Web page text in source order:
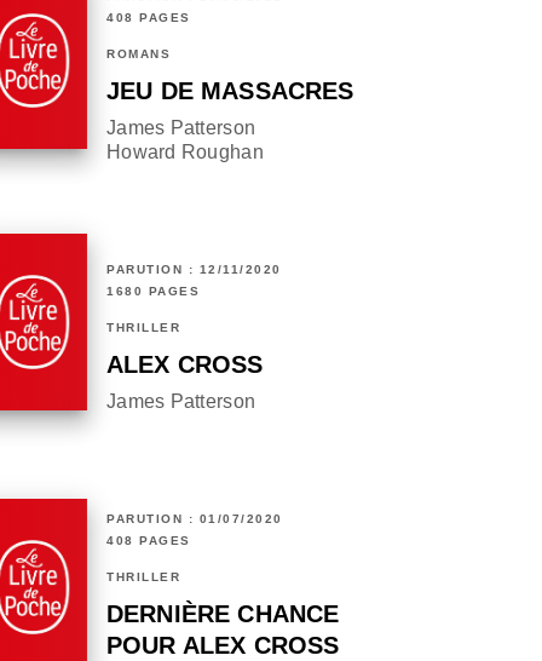
408 PAGES
ROMANS
JEU DE MASSACRES
James Patterson
Howard Roughan
PARUTION : 12/11/2020
1680 PAGES
THRILLER
ALEX CROSS
James Patterson
PARUTION : 01/07/2020
408 PAGES
THRILLER
DERNIÈRE CHANCE
POUR ALEX CROSS